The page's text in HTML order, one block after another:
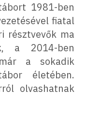
1981-ben
fiatal
résztvevők ma
a 2014-ben
a sokadik
életében.
olvashatnak